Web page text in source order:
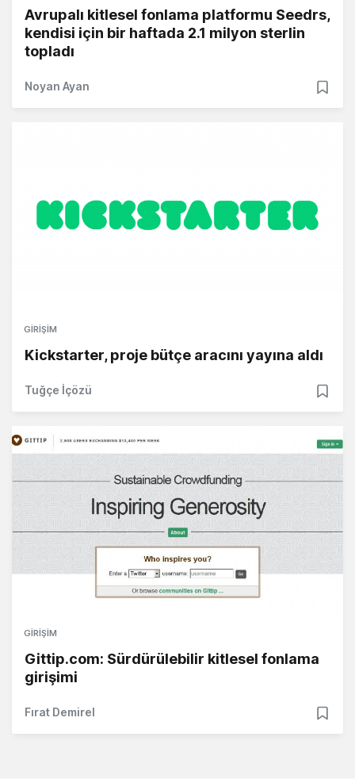
Avrupalı kitlesel fonlama platformu Seedrs,
kendisi için bir haftada 2.1 milyon sterlin
topladı
Noyan Ayan
GIRIŞIM
Kickstarter, proje bütçe aracını yayına aldı
Tuğçe İçözü
GIRIŞIM
Gittip.com: Sürdürülebilir kitlesel fonlama
girişimi
Fırat Demirel